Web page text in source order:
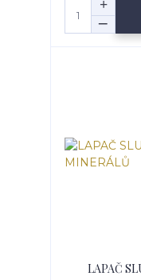
LAPAČ